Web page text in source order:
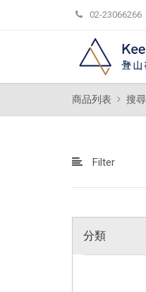
02-23066266
商品列表 搜尋
Filter
分類